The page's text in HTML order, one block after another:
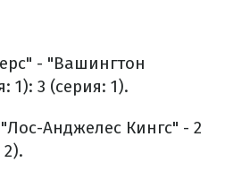
- "Вашингтон
1): 3 (серия: 1).
Анджелес Кингс" - 2